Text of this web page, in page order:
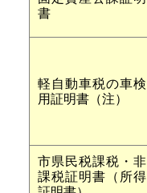
書
軽自動車税の車検
用証明書（注）
市県民税課税・非
課税証明書（所得